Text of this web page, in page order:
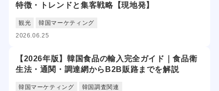
特徴・トレンドと集客戦略【現地発】
観光
韓国マーケティング
2026.06.25
【2026年版】韓国食品の輸入完全ガイド｜食品衛
生法・通関・調達網からB2B販路までを解説
韓国マーケティング
韓国調査関連